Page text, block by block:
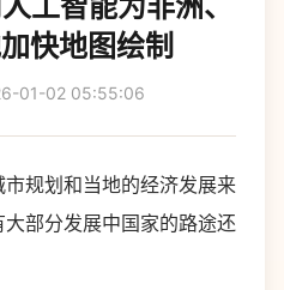
快地图绘制
01-02 05:55:06
规划和当地的经济发展来
部分发展中国家的路途还